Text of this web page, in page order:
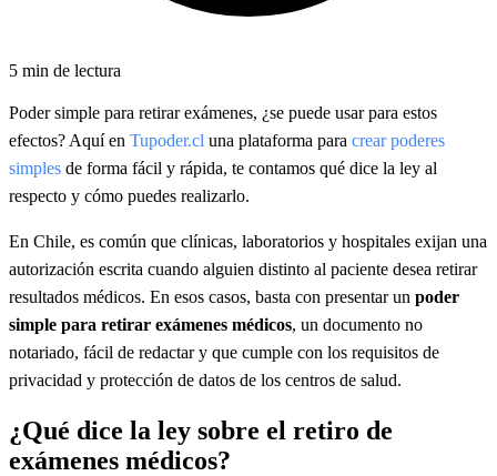
5 min de lectura
Poder simple para retirar exámenes, ¿se puede usar para estos
efectos? Aquí en Tupoder.cl una plataforma para crear poderes
simples de forma fácil y rápida, te contamos qué dice la ley al
respecto y cómo puedes realizarlo.
En Chile, es común que clínicas, laboratorios y hospitales exijan una
autorización escrita cuando alguien distinto al paciente desea retirar
resultados médicos. En esos casos, basta con presentar un poder
simple para retirar exámenes médicos, un documento no
notariado, fácil de redactar y que cumple con los requisitos de
privacidad y protección de datos de los centros de salud.
¿Qué dice la ley sobre el retiro de
exámenes médicos?